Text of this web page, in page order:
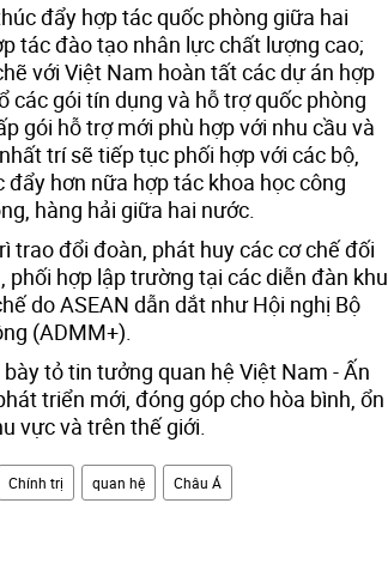
đẩy hợp tác quốc phòng giữa hai
tác đào tạo nhân lực chất lượng cao;
với Việt Nam hoàn tất các dự án hợp
gói tín dụng và hỗ trợ quốc phòng
gói hỗ trợ mới phù hợp với nhu cầu và
trí sẽ tiếp tục phối hợp với các bộ,
hơn nữa hợp tác khoa học công
hàng hải giữa hai nước.
trao đổi đoàn, phát huy các cơ chế đối
hợp lập trường tại các diễn đàn khu
do ASEAN dẫn dắt như Hội nghị Bộ
(ADMM+).
tỏ tin tưởng quan hệ Việt Nam - Ấn
triển mới, đóng góp cho hòa bình, ổn
vực và trên thế giới.
Chính trị quan hệ Châu Á